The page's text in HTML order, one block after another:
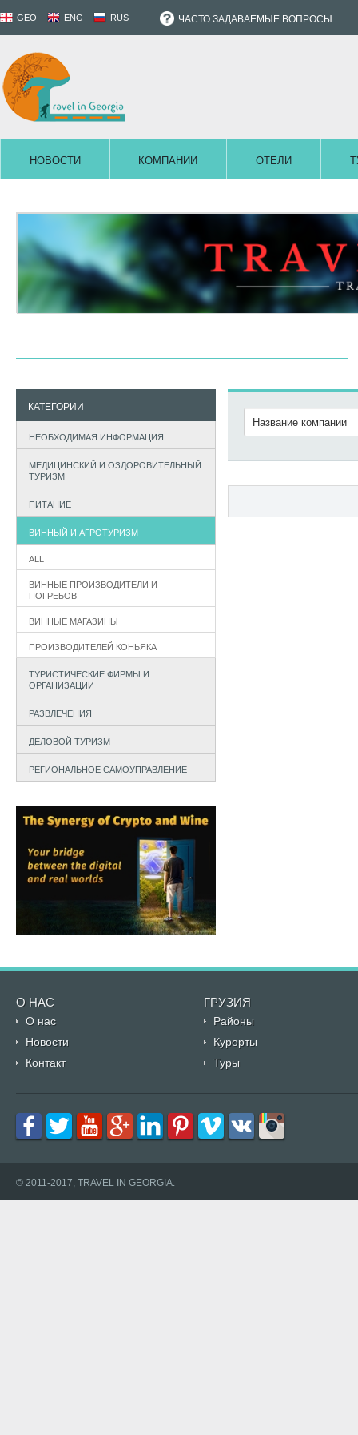
GEO ENG RUS ЧАСТО ЗАДАВАЕМЫЕ ВОПРОСЫ
НОВОСТИ КОМПАНИИ ОТЕЛИ
КАТЕГОРИИ
НЕОБХОДИМАЯ ИНФОРМАЦИЯ
МЕДИЦИНСКИЙ И ОЗДОРОВИТЕЛЬНЫЙ
ТУРИЗМ
ПИТАНИЕ
ВИННЫЙ И АГРОТУРИЗМ
ALL
ВИННЫЕ ПРОИЗВОДИТЕЛИ И
ПОГРЕБОВ
ВИННЫЕ МАГАЗИНЫ
ПРОИЗВОДИТЕЛЕЙ КОНЬЯКА
ТУРИСТИЧЕСКИЕ ФИРМЫ И
ОРГАНИЗАЦИИ
РАЗВЛЕЧЕНИЯ
ДЕЛОВОЙ ТУРИЗМ
РЕГИОНАЛЬНОЕ САМОУПРАВЛЕНИЕ
О НАС ГРУЗИЯ
О нас
Районы
Новости
Курорты
Контакт
Туры
© 2011-2017, TRAVEL IN GEORGIA.